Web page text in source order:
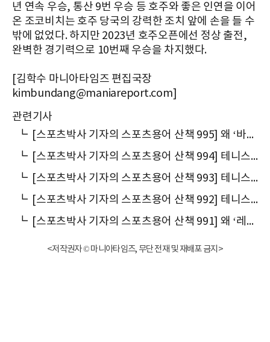
년 연속 우승, 통산 9번 우승 등 호주와 좋은 인연을 이어
온 조코비치는 호주 당국의 강력한 조치 앞에 손을 들 수
밖에 없었다. 하지만 2023년 호주오픈에선 정상 출전,
완벽한 경기력으로 10번째 우승을 차지했다.
[김학수 마니아타임즈 편집국장
kimbundang@maniareport.com]
관련기사
┗
[스포츠박사 기자의 스포츠용어 산책 995] 왜 ‘바운스(bounce)’라고 말할까
┗
[스포츠박사 기자의 스포츠용어 산책 994] 테니스에서 왜 ‘슈퍼바이저’라고 말할까
┗
[스포츠박사 기자의 스포츠용어 산책 993] 테니스에서 왜 ‘풀세트’라고 말할까
┗
[스포츠박사 기자의 스포츠용어 산책 992] 테니스 ‘빅3’를 왜 ‘라이벌’이라 말할까
┗
[스포츠박사 기자의 스포츠용어 산책 991] 왜 ‘레프리카(replica)’라고 말할까
<저작권자 © 마니아타임즈, 무단 전재 및 재배포 금지>